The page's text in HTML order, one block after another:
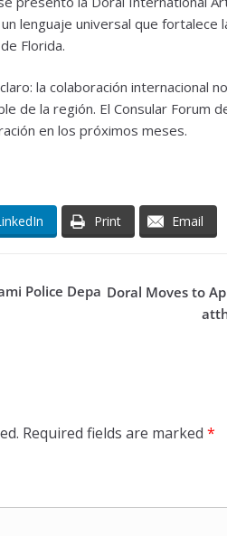
lenguaje universal que fortalece
Florida.
la colaboración internacional
de la región. El Consular Forum
en los próximos meses.
Print Email
Police Depa Doral Moves to
Required fields are marked *